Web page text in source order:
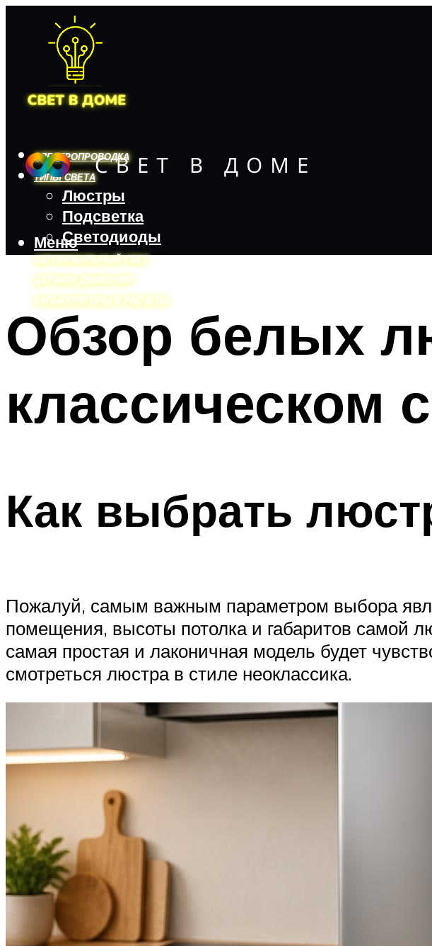
ЭЛЕКТРОПРОВОДКА
ТИПЫ СВЕТА
Люстры
Подсветка
Светодиоды
АВТОМОБИЛЬНЫЙ СВЕТ
ДАТЧИКИ ДВИЖЕНИЯ
КАЛЬКУЛЯТОРЫ И РАСЧЕТЫ
Меню
Меню
Обзор белых
классическом
Как выбрать
Пожалуй, самым важным параметром выбора
помещения, высоты потолка и габаритов самой
самая простая и лаконичная модель будет
смотреться люстра в стиле неоклассика.